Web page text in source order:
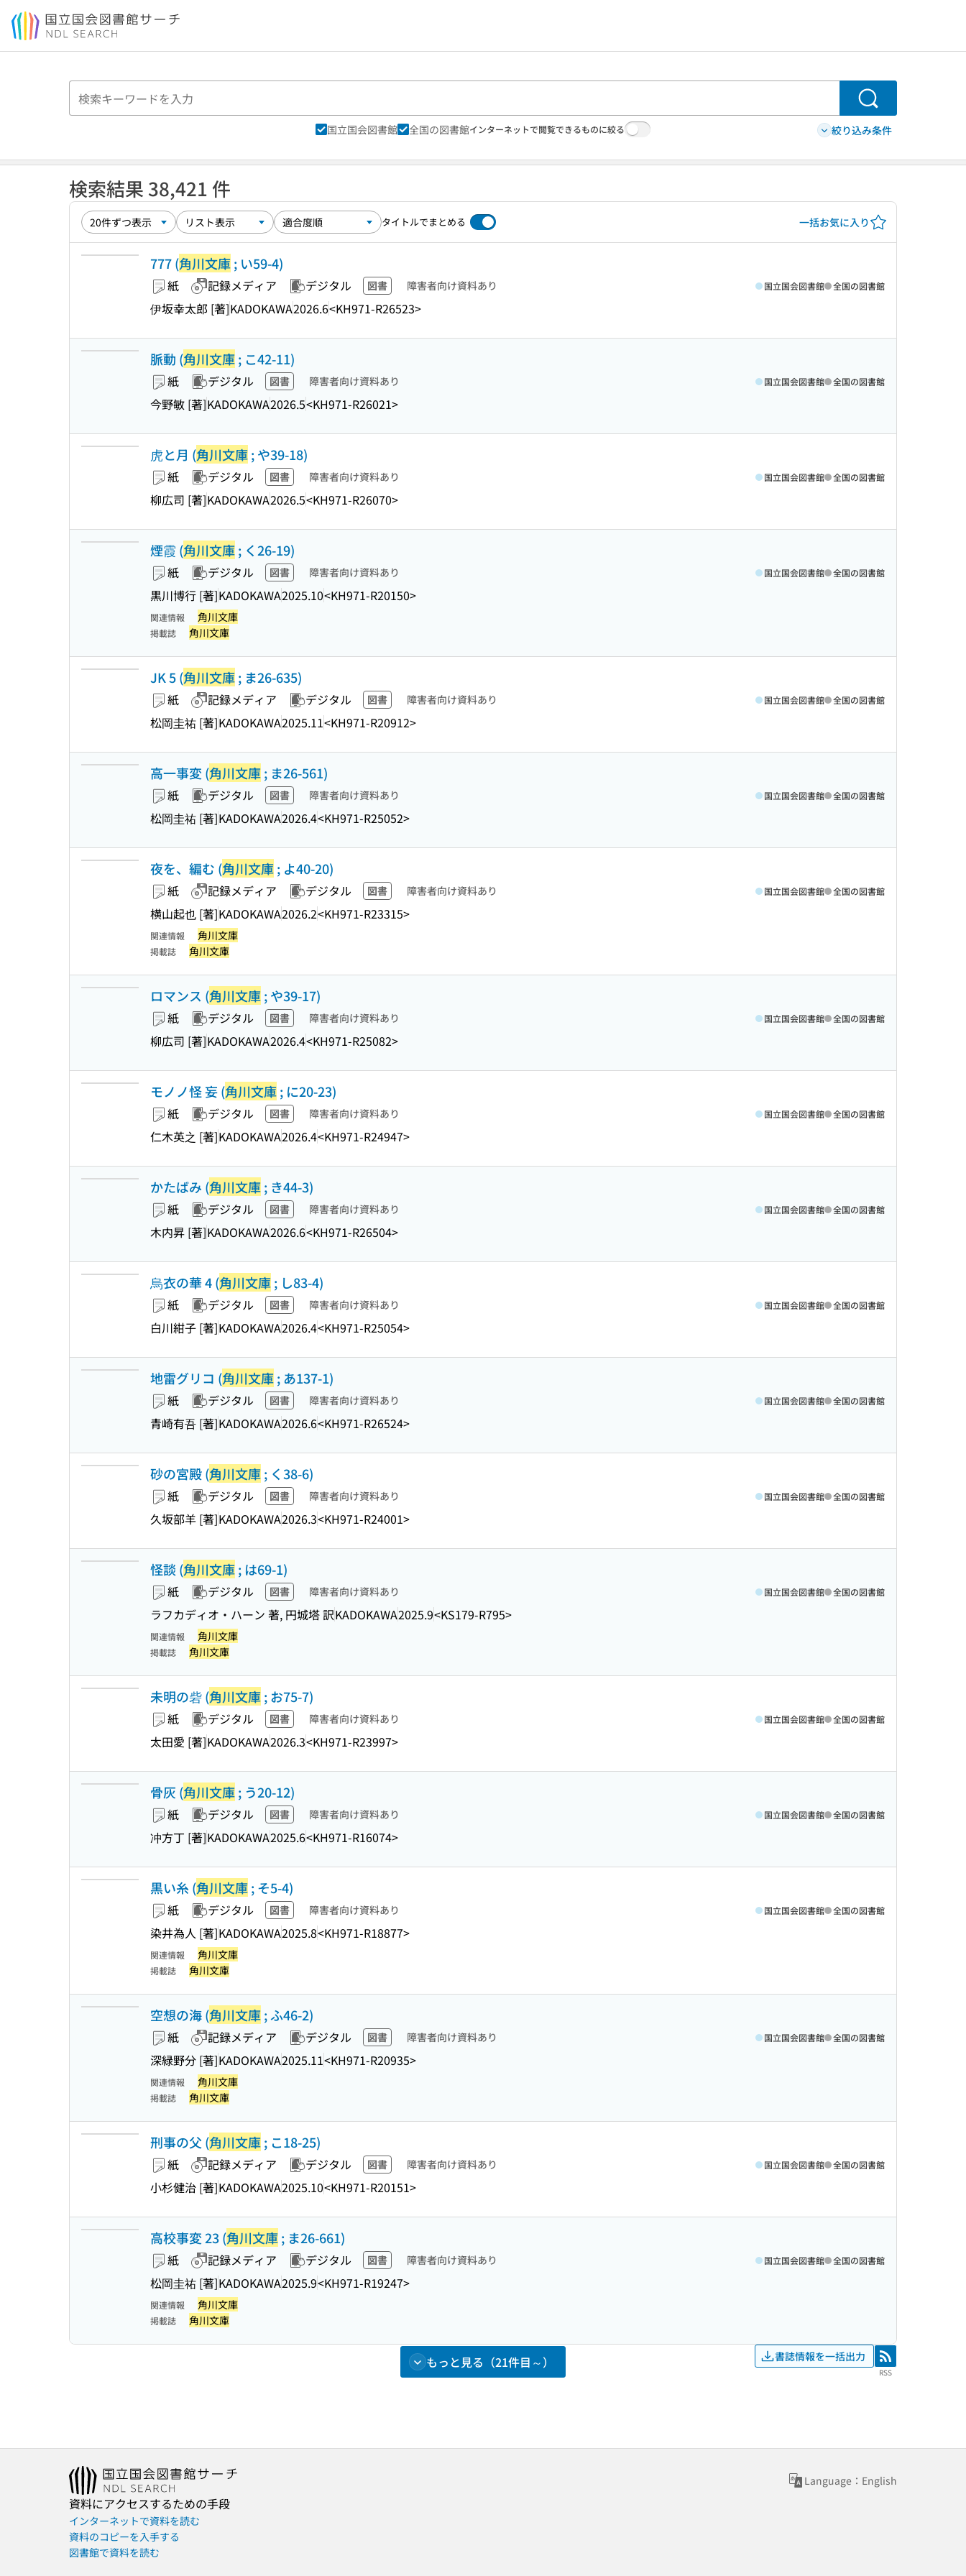
本文へ移動
検索
国立国会図書館 全国の図書館インターネットで閲覧できるものに絞る 絞り込み条件
検索結果 38,421 件
タイトルでまとめる 一括お気に入り
777 (角川文庫; い59-4)
紙 記録メディア デジタル 図書 障害者向け資料あり
伊坂幸太郎 [著]KADOKAWA2026.6<KH971-R26523>
国立国会図書館 全国の図書館
脈動 (角川文庫; こ42-11)
紙 デジタル 図書 障害者向け資料あり
今野敏 [著]KADOKAWA2026.5<KH971-R26021>
国立国会図書館 全国の図書館
虎と月 (角川文庫; や39-18)
紙 デジタル 図書 障害者向け資料あり
柳広司 [著]KADOKAWA2026.5<KH971-R26070>
国立国会図書館 全国の図書館
煙霞 (角川文庫; く26-19)
紙 デジタル 図書 障害者向け資料あり
黒川博行 [著]KADOKAWA2025.10<KH971-R20150>
国立国会図書館 全国の図書館
関連情報 角川文庫
掲載誌 角川文庫
JK 5 (角川文庫; ま26-635)
紙 記録メディア デジタル 図書 障害者向け資料あり
松岡圭祐 [著]KADOKAWA2025.11<KH971-R20912>
国立国会図書館 全国の図書館
高一事変 (角川文庫; ま26-561)
紙 デジタル 図書 障害者向け資料あり
松岡圭祐 [著]KADOKAWA2026.4<KH971-R25052>
国立国会図書館 全国の図書館
夜を、編む (角川文庫; よ40-20)
紙 記録メディア デジタル 図書 障害者向け資料あり
横山起也 [著]KADOKAWA2026.2<KH971-R23315>
国立国会図書館 全国の図書館
関連情報 角川文庫
掲載誌 角川文庫
ロマンス (角川文庫; や39-17)
紙 デジタル 図書 障害者向け資料あり
柳広司 [著]KADOKAWA2026.4<KH971-R25082>
国立国会図書館 全国の図書館
モノノ怪 妄 (角川文庫; に20-23)
紙 デジタル 図書 障害者向け資料あり
仁木英之 [著]KADOKAWA2026.4<KH971-R24947>
国立国会図書館 全国の図書館
かたばみ (角川文庫; き44-3)
紙 デジタル 図書 障害者向け資料あり
木内昇 [著]KADOKAWA2026.6<KH971-R26504>
国立国会図書館 全国の図書館
烏衣の華 4 (角川文庫; し83-4)
紙 デジタル 図書 障害者向け資料あり
白川紺子 [著]KADOKAWA2026.4<KH971-R25054>
国立国会図書館 全国の図書館
地雷グリコ (角川文庫; あ137-1)
紙 デジタル 図書 障害者向け資料あり
青崎有吾 [著]KADOKAWA2026.6<KH971-R26524>
国立国会図書館 全国の図書館
砂の宮殿 (角川文庫; く38-6)
紙 デジタル 図書 障害者向け資料あり
久坂部羊 [著]KADOKAWA2026.3<KH971-R24001>
国立国会図書館 全国の図書館
怪談 (角川文庫; は69-1)
紙 デジタル 図書 障害者向け資料あり
ラフカディオ・ハーン 著, 円城塔 訳KADOKAWA2025.9<KS179-R795>
国立国会図書館 全国の図書館
関連情報 角川文庫
掲載誌 角川文庫
未明の砦 (角川文庫; お75-7)
紙 デジタル 図書 障害者向け資料あり
太田愛 [著]KADOKAWA2026.3<KH971-R23997>
国立国会図書館 全国の図書館
骨灰 (角川文庫; う20-12)
紙 デジタル 図書 障害者向け資料あり
冲方丁 [著]KADOKAWA2025.6<KH971-R16074>
国立国会図書館 全国の図書館
黒い糸 (角川文庫; そ5-4)
紙 デジタル 図書 障害者向け資料あり
染井為人 [著]KADOKAWA2025.8<KH971-R18877>
国立国会図書館 全国の図書館
関連情報 角川文庫
掲載誌 角川文庫
空想の海 (角川文庫; ふ46-2)
紙 記録メディア デジタル 図書 障害者向け資料あり
深緑野分 [著]KADOKAWA2025.11<KH971-R20935>
国立国会図書館 全国の図書館
関連情報 角川文庫
掲載誌 角川文庫
刑事の父 (角川文庫; こ18-25)
紙 記録メディア デジタル 図書 障害者向け資料あり
小杉健治 [著]KADOKAWA2025.10<KH971-R20151>
国立国会図書館 全国の図書館
高校事変 23 (角川文庫; ま26-661)
紙 記録メディア デジタル 図書 障害者向け資料あり
松岡圭祐 [著]KADOKAWA2025.9<KH971-R19247>
国立国会図書館 全国の図書館
関連情報 角川文庫
掲載誌 角川文庫
もっと見る（21件目～） 書誌情報を一括出力 RSS
RSS
Language：English
資料にアクセスするための手段
インターネットで資料を読む
資料のコピーを入手する
図書館で資料を読む